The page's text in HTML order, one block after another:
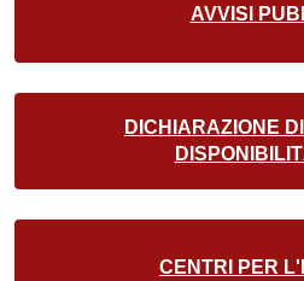
AVVISI
DICHIARAZIONE
CENTRI PER